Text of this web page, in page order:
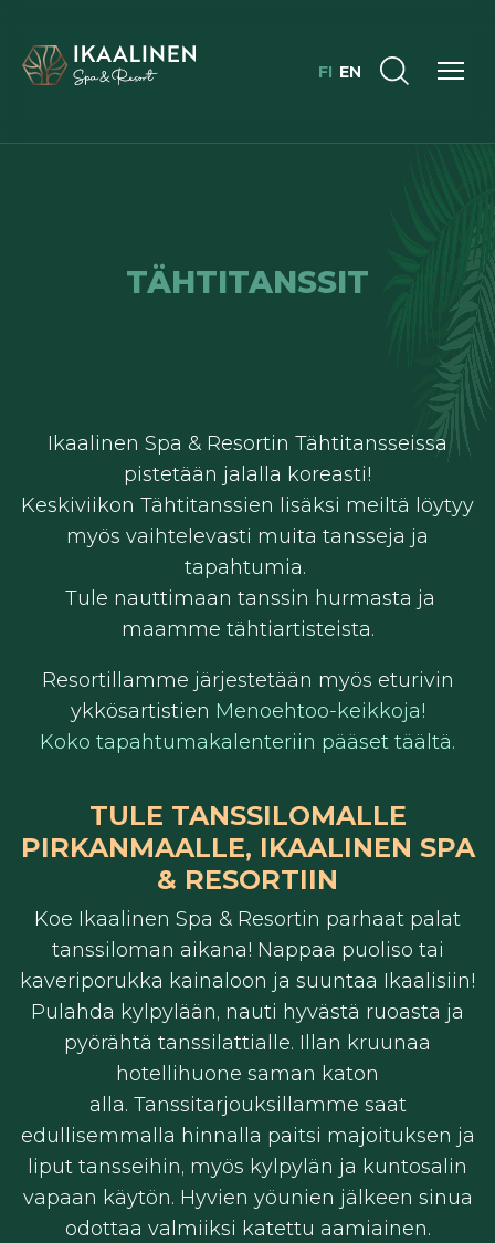
FI EN
TÄHTITANSSIT
Ikaalinen Spa & Resortin Tähtitansseissa
pistetään jalalla koreasti!
Keskiviikon Tähtitanssien lisäksi meiltä löytyy
myös vaihtelevasti muita tansseja ja
tapahtumia.
Tule nauttimaan tanssin hurmasta ja
maamme tähtiartisteista.
Resortillamme järjestetään myös eturivin
ykkösartistien Menoehtoo-keikkoja!
Koko tapahtumakalenteriin pääset täältä.
TULE TANSSILOMALLE
PIRKANMAALLE, IKAALINEN SPA
& RESORTIIN
Koe Ikaalinen Spa & Resortin parhaat palat
tanssiloman aikana! Nappaa puoliso tai
kaveriporukka kainaloon ja suuntaa Ikaalisiin!
Pulahda kylpylään, nauti hyvästä ruoasta ja
pyörähtä tanssilattialle. Illan kruunaa
hotellihuone saman katon
alla. Tanssitarjouksillamme saat
edullisemmalla hinnalla paitsi majoituksen ja
liput tansseihin, myös kylpylän ja kuntosalin
vapaan käytön. Hyvien yöunien jälkeen sinua
odottaa valmiiksi katettu aamiainen.